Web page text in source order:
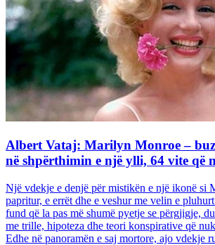
Albert Vataj: Marilyn Monroe –
në shpërthimin e një ylli, 64 vite që
Një vdekje e denjë për mistikën e një ikonë si
papritur, e errët dhe e veshur me velin e
fund që la pas më shumë pyetje se përgjigje,
me trille, hipoteza dhe teori konspirative që
Edhe në panoramën e saj mortore, ajo vdekje